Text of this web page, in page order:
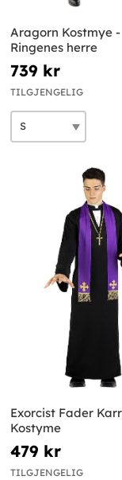
Aragorn Kostmye -
Ringenes herre
739 kr
TILGJENGELIG
Exorcist Fader
Kostyme
479 kr
TILGJENGELIG